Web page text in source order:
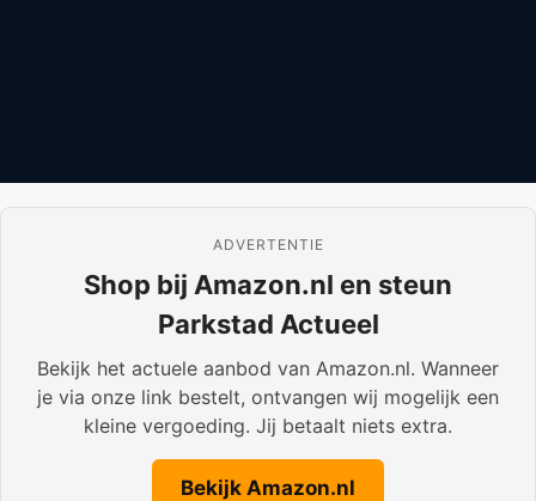
ADVERTENTIE
Shop bij Amazon.nl en steun
Parkstad Actueel
Bekijk het actuele aanbod van Amazon.nl. Wanneer
je via onze link bestelt, ontvangen wij mogelijk een
kleine vergoeding. Jij betaalt niets extra.
Bekijk Amazon.nl